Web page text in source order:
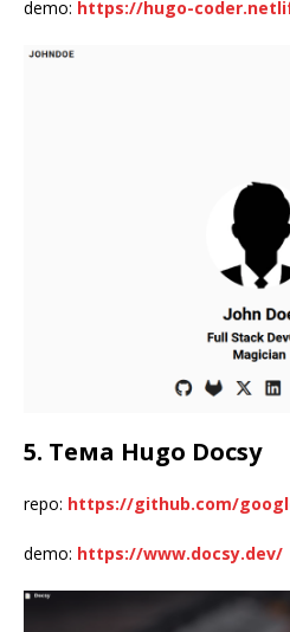
demo: https://hugo-
5. Тема Hugo Docsy
repo: https://github.com/
demo: https://www.docsy.dev/